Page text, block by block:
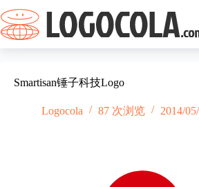
过
内
容
Smartisan锤子科技Logo
Logocola 87 次浏览 2014/